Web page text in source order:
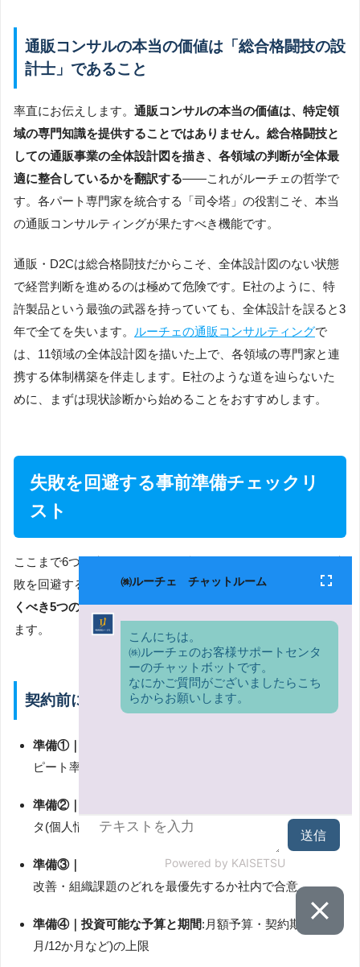
通販コンサルの本当の価値は「総合格闘技の設
計士」であること
率直にお伝えします。 通販コンサルの本当の価値は、特定領
域の専門知識を提供することではありません。総合格闘技と
しての通販事業の全体設計図を描き、各領域の判断が全体最
適に整合しているかを翻訳する――これがルーチェの哲学で
す。各パート専門家を統合する「司令塔」の役割こそ、本当
の通販コンサルティングが果たすべき機能です。
通販・D2Cは総合格闘技だからこそ、全体設計図のない状態
で経営判断を進めるのは極めて危険です。E社のように、特
許製品という最強の武器を持っていても、全体設計を誤ると3
年で全てを失います。
ルーチェの通販コンサルティングで
は、11領域の全体設計図を描いた上で、各領域の専門家と連
携する体制構築を伴走します。E社のような道を辿らないた
めに、まずは現状診断から始めることをおすすめします。
失敗を回避する事前準備チェックリ
スト
ここまで6つの失敗パターンを解説してきました。これらの失
敗を回避するために、通販コンサル契約前に必ず準備してお
くべき5つの事前準備を、最後にチェックリスト形式でまとめ
ます。
契約前に準備すべき5つの事前準備
準備①｜直近12か月の数字データ
ピート率・CPO・LTV・広告費の月次推移CSV
準備②｜匿名化した顧客台帳
タ(個人情報を除く)
準備③｜解決したい課題の優先順位:新規獲得・リピート
改善・組織課題のどれを最優先するか社内で合意
準備④｜投資可能な予算と期間:月額予算・契約期間(6か
月/12か月など)の上限